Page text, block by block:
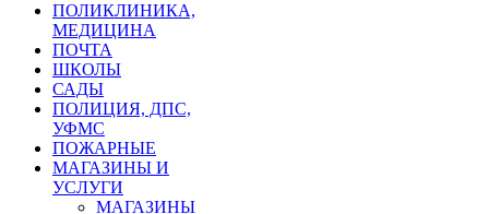
ПОЛИКЛИНИКА,
МЕДИЦИНА
ПОЧТА
ШКОЛЫ
САДЫ
ПОЛИЦИЯ, ДПС,
УФМС
ПОЖАРНЫЕ
МАГАЗИНЫ И
УСЛУГИ
МАГАЗИНЫ